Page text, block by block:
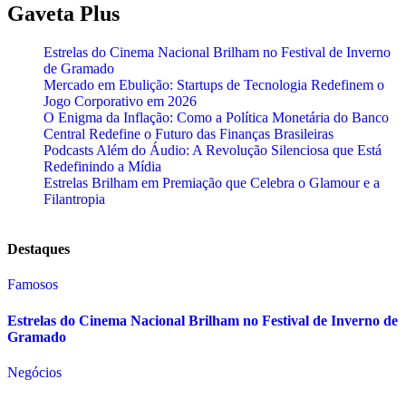
Gaveta Plus
Estrelas do Cinema Nacional Brilham no Festival de Inverno
de Gramado
Mercado em Ebulição: Startups de Tecnologia Redefinem o
Jogo Corporativo em 2026
O Enigma da Inflação: Como a Política Monetária do Banco
Central Redefine o Futuro das Finanças Brasileiras
Podcasts Além do Áudio: A Revolução Silenciosa que Está
Redefinindo a Mídia
Estrelas Brilham em Premiação que Celebra o Glamour e a
Filantropia
Destaques
Famosos
Estrelas do Cinema Nacional Brilham no Festival de Inverno de
Gramado
Negócios